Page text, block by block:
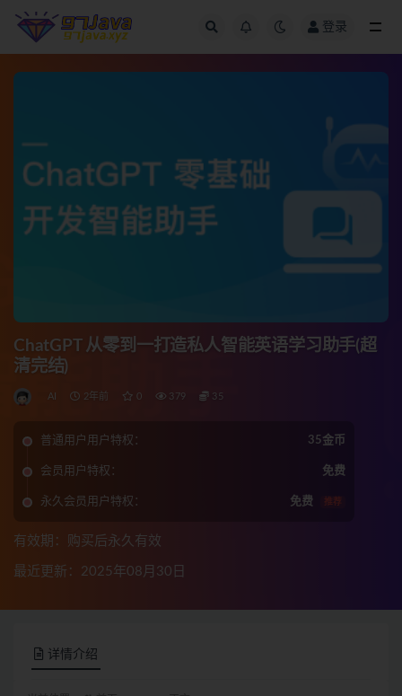
登录
ChatGPT 从零到一打造私人智能英语学习助手(超
清完结)
AI 2年前 0 379 35
普通用户用户特权： 35金币
会员用户特权： 免费
永久会员用户特权： 免费 推荐
有效期：购买后永久有效
最近更新：2025年08月30日
详情介绍